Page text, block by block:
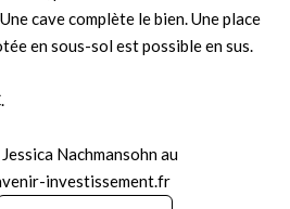
cave complète le bien. Une place
en sous-sol est possible en sus.
Nachmansohn au
investissement.fr